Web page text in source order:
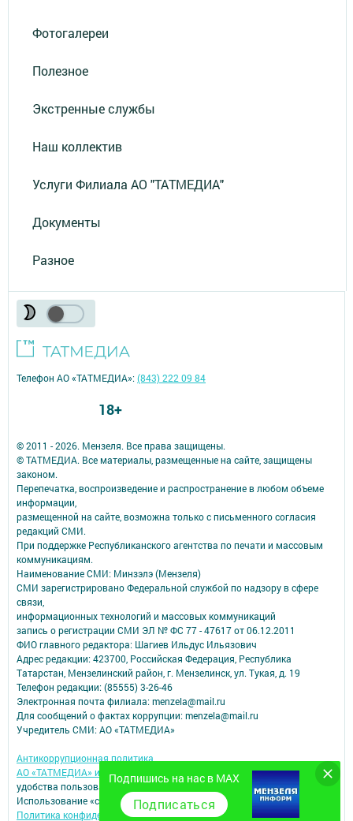
Фотогалереи
Полезное
Экстренные службы
Наш коллектив
Услуги Филиала АО "ТАТМЕДИА"
Документы
Разное
Подпишись на нас в MAX
Подписаться
© 2011 - 2026. Мензеля. Все права защищены.
© ТАТМЕДИА. Все материалы, размещенные на сайте, защищены
законом.
Перепечатка, воспроизведение и распространение в любом объеме
информации,
размещенной на сайте, возможна только с письменного согласия
редакций СМИ.
При поддержке Республиканского агентства по печати и массовым
коммуникациям.
Наименование СМИ: Минзэлэ (Мензеля)
СМИ зарегистрировано Федеральной службой по надзору в сфере
связи,
информационных технологий и массовых коммуникаций
запись о регистрации СМИ ЭЛ № ФС 77 - 47617 от 06.12.2011
ФИО главного редактора: Шагиев Ильдус Ильязович
Адрес редакции: 423700, Российская Федерация, Республика
Татарстан, Мензелинский район, г. Мензелинск, ул. Тукая, д. 19
Телефон редакции: (85555) 3-26-46
Электронная почта филиала: menzela@mail.ru
Для сообщений о фактах коррупции: menzela@mail.ru
Учредитель СМИ: АО «ТАТМЕДИА»
Антикоррупционная политика
АО «ТАТМЕДИА» использует «cookie»
для персонализации сервисов и
удобства пользователей сайтом.
Использование «cookie» можно отменить в настройках браузера.
Политика конфиденциальности
Телефон АО «ТАТМЕДИА»:(843) 222 09 84
18+